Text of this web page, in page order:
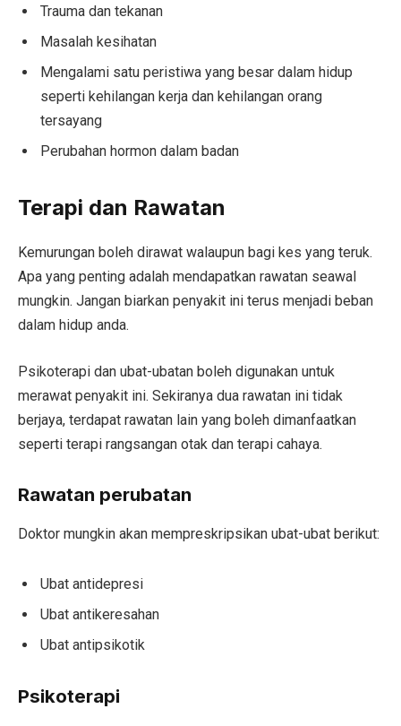
Trauma dan tekanan
Masalah kesihatan
Mengalami satu peristiwa yang besar dalam hidup
seperti kehilangan kerja dan kehilangan orang
tersayang
Perubahan hormon dalam badan
Terapi dan Rawatan
Kemurungan boleh dirawat walaupun bagi kes yang teruk.
Apa yang penting adalah mendapatkan rawatan seawal
mungkin. Jangan biarkan penyakit ini terus menjadi beban
dalam hidup anda.
Psikoterapi dan ubat-ubatan boleh digunakan untuk
merawat penyakit ini. Sekiranya dua rawatan ini tidak
berjaya, terdapat rawatan lain yang boleh dimanfaatkan
seperti terapi rangsangan otak dan terapi cahaya.
Rawatan perubatan
Doktor mungkin akan mempreskripsikan ubat-ubat berikut:
Ubat antidepresi
Ubat antikeresahan
Ubat antipsikotik
Psikoterapi